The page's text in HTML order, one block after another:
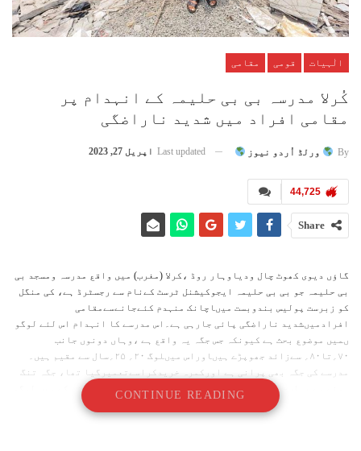
الٰہیات قومی مقامی
کُرلا مدرسہ بی بی حلیمہ کے انہدام پر
مقامی افراد میں شدید ناراضگی
By ورلڈ اُردو نیوز Last updated اپریل 27, 2023
44,725
Share
گاؤں دیوی کھوٹ چال ودیاوہار روڈ ،کرلا (مغرب) میں واقع مدرسہ ومسجد بی
بی حلیمہ جو بی بی حلیمہ ایجوکیشنل ٹرسٹ کےنام سے رجسٹرڈ ہے، کی منگل
کو زبرست پولیس بندوبست میںاچانک منہدم کئےجانےسےمقامی
افرادمیںشدید ناراضگی پائی جارہی ہے۔اس مدرسے کا انہدام اس لئے لوگو
ںمیں موضوع بحث ہے کیونکہ جس جگہ یہ واقع ہے ،وہاں دونوں جانب
۷۰؍تا۸۰؍ سےزائد جھوپڑے ہیںاوراس میںلوگ ۲۰؍ ۲۵؍سال سے مقیم ہیں۔
مدرسے کی جگہ بھی پرانی ہے اورکمرہ خریدکراسےتعمیرگیا تھا، جگہ تنگ
ہونے سے یہاںجمعہ کی ۲؍ جماعتیں ہوتی تھیں لیکن توڑے جانے کے سبب لوگو
ں کے لئے پنج وقتہ نمازکی ادائیگی کامسئلہ پیدا ہوگیا ہے۔
لوگوں کاکہنا ہے کہ اگر یہ غیرقانونی ہے تودونوں جانب جو مکانات ہیں
CONTINUE READING